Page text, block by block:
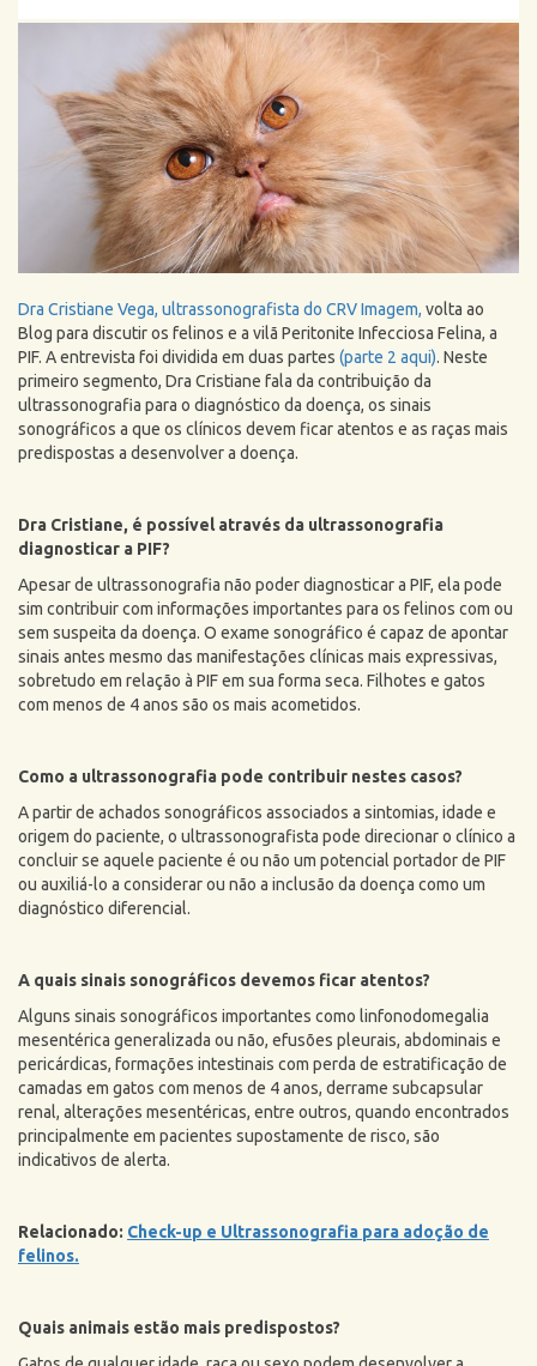
Dra Cristiane Vega, ultrassonografista do CRV Imagem, volta ao
Blog para discutir os felinos e a vilã Peritonite Infecciosa Felina, a
PIF. A entrevista foi dividida em duas partes (parte 2 aqui). Neste
primeiro segmento, Dra Cristiane fala da contribuição da
ultrassonografia para o diagnóstico da doença, os sinais
sonográficos a que os clínicos devem ficar atentos e as raças mais
predispostas a desenvolver a doença.
Dra Cristiane, é possível através da ultrassonografia
diagnosticar a PIF?
Apesar de ultrassonografia não poder diagnosticar a PIF, ela pode
sim contribuir com informações importantes para os felinos com ou
sem suspeita da doença. O exame sonográfico é capaz de apontar
sinais antes mesmo das manifestações clínicas mais expressivas,
sobretudo em relação à PIF em sua forma seca. Filhotes e gatos
com menos de 4 anos são os mais acometidos.
Como a ultrassonografia pode contribuir nestes casos?
A partir de achados sonográficos associados a sintomias, idade e
origem do paciente, o ultrassonografista pode direcionar o clínico a
concluir se aquele paciente é ou não um potencial portador de PIF
ou auxiliá-lo a considerar ou não a inclusão da doença como um
diagnóstico diferencial.
A quais sinais sonográficos devemos ficar atentos?
Alguns sinais sonográficos importantes como linfonodomegalia
mesentérica generalizada ou não, efusões pleurais, abdominais e
pericárdicas, formações intestinais com perda de estratificação de
camadas em gatos com menos de 4 anos, derrame subcapsular
renal, alterações mesentéricas, entre outros, quando encontrados
principalmente em pacientes supostamente de risco, são
indicativos de alerta.
Relacionado: Check-up e Ultrassonografia para adoção de
felinos.
Quais animais estão mais predispostos?